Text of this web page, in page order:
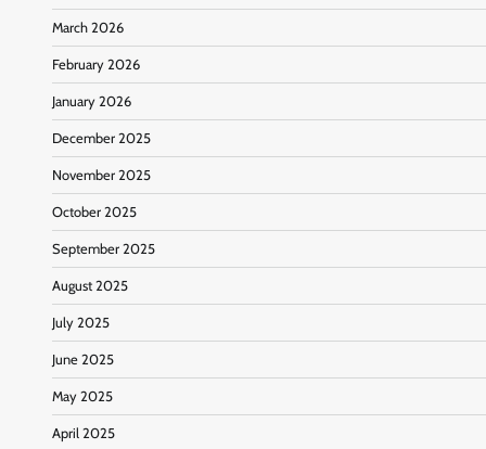
March 2026
February 2026
January 2026
December 2025
November 2025
October 2025
September 2025
August 2025
July 2025
June 2025
May 2025
April 2025